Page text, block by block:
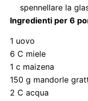
spennellare la
Ingredienti per 6
1 uovo
6 C miele
1 c maizena
150 g mandorle
2 C acqua